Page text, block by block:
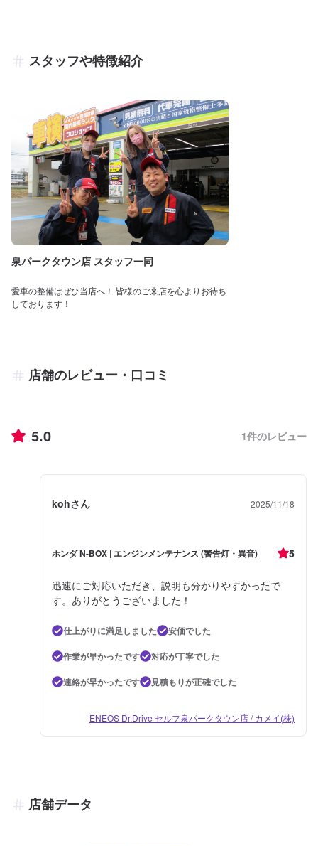
スタッフや特徴紹介
泉パークタウン店 スタッフ一同
愛車の整備はぜひ当店へ！ 皆様のご来店を心よりお待ち
しております！
店舗のレビュー・口コミ
5.0 1件のレビュー
kohさん 2025/11/18
ホンダ N-BOX | エンジンメンテナンス (警告灯・異音) 5
迅速にご対応いただき、説明も分かりやすかったで
す。ありがとうございました！
仕上がりに満足しました
安価でした
作業が早かったです
対応が丁寧でした
連絡が早かったです
見積もりが正確でした
ENEOS Dr.Drive セルフ泉パークタウン店 / カメイ(株)
店舗データ